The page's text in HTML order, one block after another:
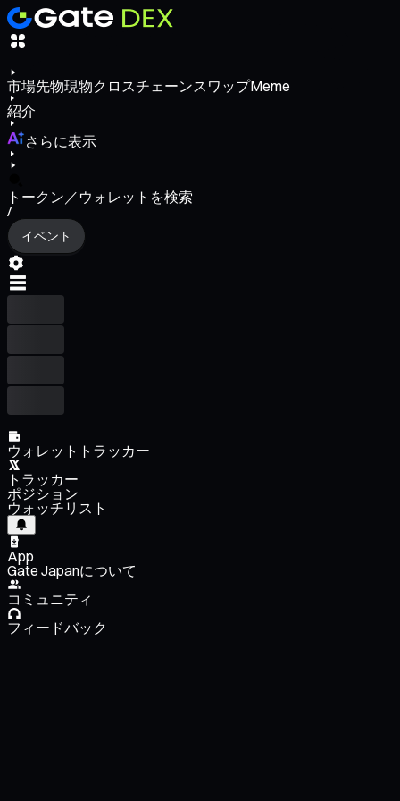
市場先物現物クロスチェーンスワップMeme
紹介
さらに表示
トークン／ウォレットを検索
/
イベント
ウォレットトラッカー
トラッカー
ポジション
ウォッチリスト
App
Gate Japanについて
コミュニティ
フィードバック